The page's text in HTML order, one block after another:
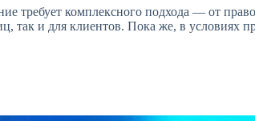
требует комплексного подхода — от
так и для клиентов. Пока же, в условиях